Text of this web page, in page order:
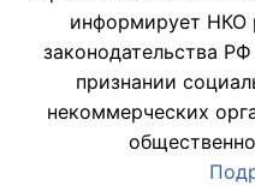
информирует НКО
законодательства
признании
некоммерческих